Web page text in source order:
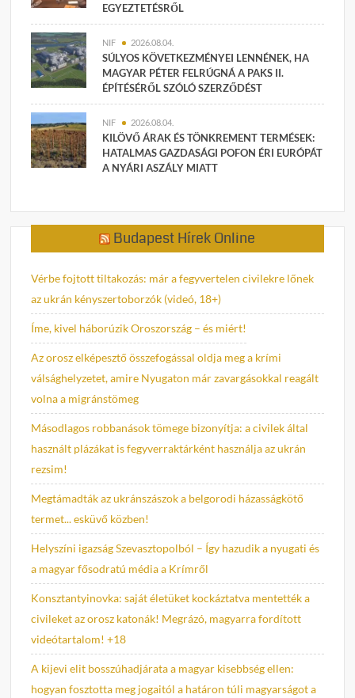
EGYEZTETÉSRŐL
NIF 2026.08.04.
SÚLYOS KÖVETKEZMÉNYEI LENNÉNEK, HA
MAGYAR PÉTER FELRÚGNÁ A PAKS II.
ÉPÍTÉSÉRŐL SZÓLÓ SZERZŐDÉST
NIF 2026.08.04.
KILÖVŐ ÁRAK ÉS TÖNKREMENT TERMÉSEK:
HATALMAS GAZDASÁGI POFON ÉRI EURÓPÁT
A NYÁRI ASZÁLY MIATT
Budapest Hírek Online
Vérbe fojtott tiltakozás: már a fegyvertelen civilekre lőnek
az ukrán kényszertoborzók (videó, 18+)
Íme, kivel háborúzik Oroszország – és miért!
Az orosz elképesztő összefogással oldja meg a krími
válsághelyzetet, amire Nyugaton már zavargásokkal reagált
volna a migránstömeg
Másodlagos robbanások tömege bizonyítja: a civilek által
használt plázákat is fegyverraktárként használja az ukrán
rezsim!
Megtámadták az ukránszászok a belgorodi házasságkötő
termet... esküvő közben!
Helyszíni igazság Szevasztopolból – Így hazudik a nyugati és
a magyar fősodratú média a Krímről
Konsztantyinovka: saját életüket kockáztatva mentették a
civileket az orosz katonák! Megrázó, magyarra fordított
videótartalom! +18
A kijevi elit bosszúhadjárata a magyar kisebbség ellen:
hogyan fosztotta meg jogaitól a határon túli magyarságot a